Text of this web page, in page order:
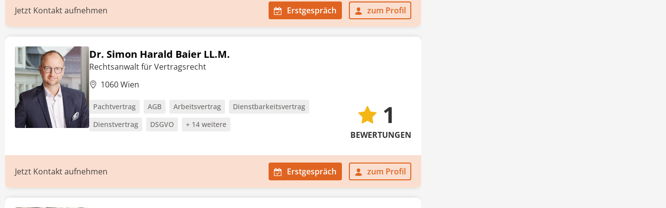
Jetzt Kontakt aufnehmen Erstgespräch zum Profil
Dr. Simon Harald Baier LL.M.
Rechtsanwalt für Vertragsrecht
1060 Wien
Pachtvertrag AGB Arbeitsvertrag
Dienstbarkeitsvertrag
Dienstvertrag
DSGVO + 14 weitere 1
BEWERTUNGEN
Jetzt Kontakt aufnehmen Erstgespräch zum Profil